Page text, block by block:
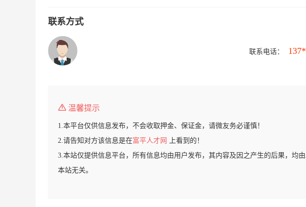
联系方式
联系电话：
温馨提示
1.本平台仅供信息发布，不会收取押金、保证金，请微友务必谨慎！
2.请告知对方该信息是在富平人才网
上看到的！
3.本站仅提供信息平台，所有信息均由用户发布，其内容及因之产生的后果，均
本站无关。